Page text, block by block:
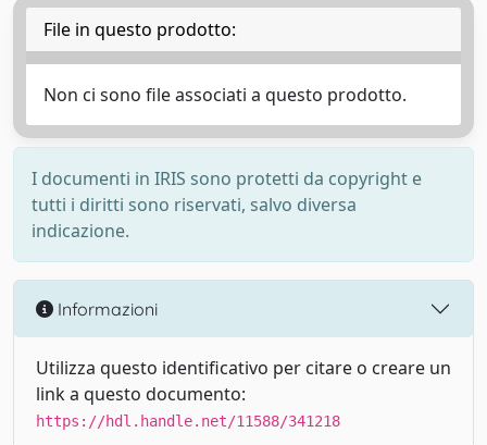
File in questo prodotto:
Non ci sono file associati a questo prodotto.
I documenti in IRIS sono protetti da copyright e
tutti i diritti sono riservati, salvo diversa
indicazione.
Informazioni
Utilizza questo identificativo per citare o creare un
link a questo documento:
https://hdl.handle.net/11588/341218